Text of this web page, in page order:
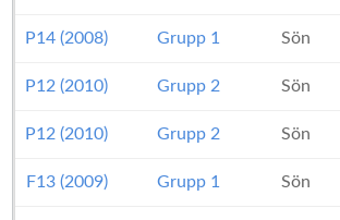
P14 (2008) Grupp 1 Sön
P12 (2010) Grupp 2 Sön
P12 (2010) Grupp 2 Sön
F13 (2009) Grupp 1 Sön